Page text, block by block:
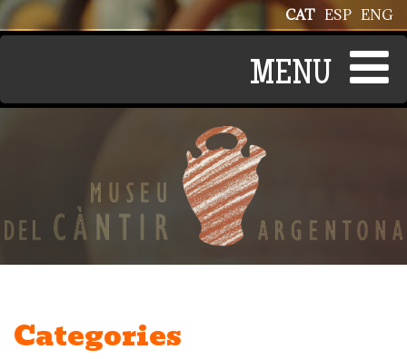
Vés al contingut ENG
ESP
CAT
Categories